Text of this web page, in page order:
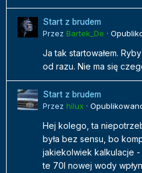
Start z brudem
Przez Bartek_De ·
Ja tak startowałem.
od razu. Nie ma się
Start z brudem
Przez hilux ·
Hej kolego, ta
była bez sensu, bo
jakiekolwiek kalkulacje
te 70l nowej wody